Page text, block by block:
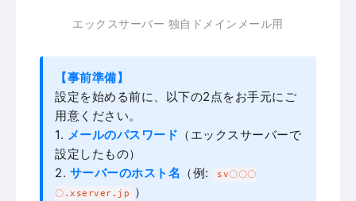
エックスサーバー 独自ドメインメール用
【事前準備】
設定を始める前に、以下の2点をお手元にご
用意ください。
1. メールのパスワード （エックスサーバーで
設定したもの）
2. サーバーのホスト名 （例:
sv〇〇〇
〇.xserver.jp
）